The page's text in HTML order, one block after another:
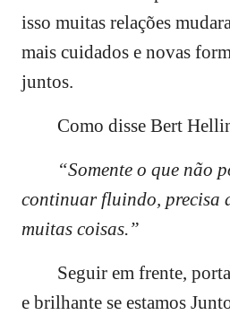
isso muitas relações
mais cuidados e novas
juntos.
Como disse Bert
“Somente o que não
continuar fluindo, precisa
muitas coisas.”
Seguir em frente,
e brilhante se estamos